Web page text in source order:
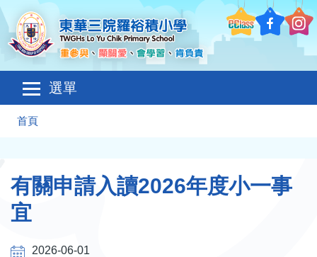
移至主內容
選單
Main
navigation
導
結
首頁
有關申請入讀2026年度小一事
宜
2026-06-01